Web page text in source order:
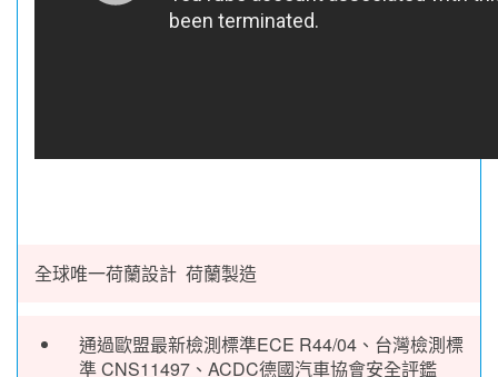
全球唯一荷蘭設計 荷蘭製造
通過歐盟最新檢測標準ECE R44/04、台灣檢測標
準 CNS11497、ACDC德國汽車協會安全評鑑